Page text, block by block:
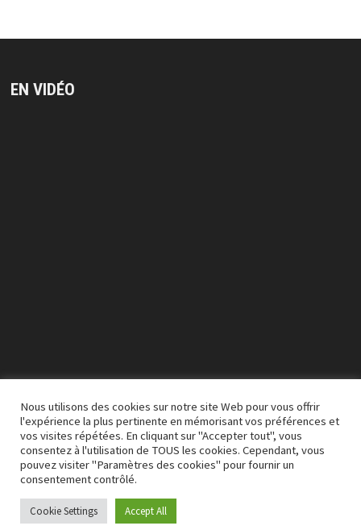
EN VIDÉO
00:00 03:50
Copyright © 2026 A M S Q. Alimenté par
Nous utilisons des cookies sur notre site Web pour vous offrir
l'expérience la plus pertinente en mémorisant vos préférences et
vos visites répétées. En cliquant sur "Accepter tout", vous
consentez à l'utilisation de TOUS les cookies. Cependant, vous
pouvez visiter "Paramètres des cookies" pour fournir un
consentement contrôlé.
Cookie Settings Accept All